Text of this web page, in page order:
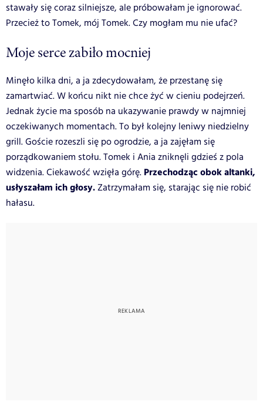
stawały się coraz silniejsze, ale próbowałam je ignorować.
Przecież to Tomek, mój Tomek. Czy mogłam mu nie ufać?
Moje serce zabiło mocniej
Minęło kilka dni, a ja zdecydowałam, że przestanę się
zamartwiać. W końcu nikt nie chce żyć w cieniu podejrzeń.
Jednak życie ma sposób na ukazywanie prawdy w najmniej
oczekiwanych momentach. To był kolejny leniwy niedzielny
grill. Goście rozeszli się po ogrodzie, a ja zajęłam się
porządkowaniem stołu. Tomek i Ania zniknęli gdzieś z pola
widzenia. Ciekawość wzięła górę. Przechodząc obok altanki,
usłyszałam ich głosy.Zatrzymałam się, starając się nie robić
hałasu.